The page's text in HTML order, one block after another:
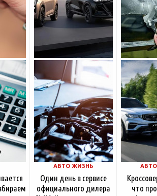
АВТО ЖИЗНЬ
Один день в сервисе
официального дилера
что